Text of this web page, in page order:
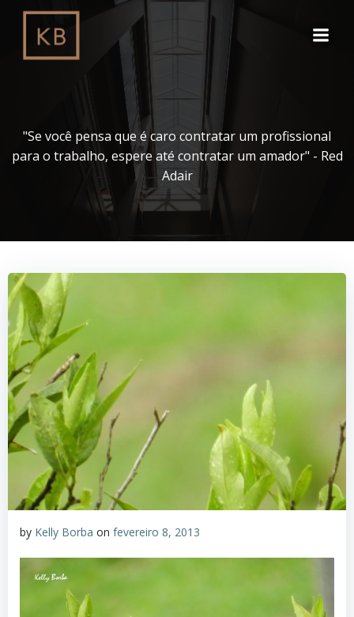
o
conteúdo
"Se você pensa que é caro contratar um profissional
para o trabalho, espere até contratar um amador" - Red
Adair
by Kelly Borba on fevereiro 8, 2013